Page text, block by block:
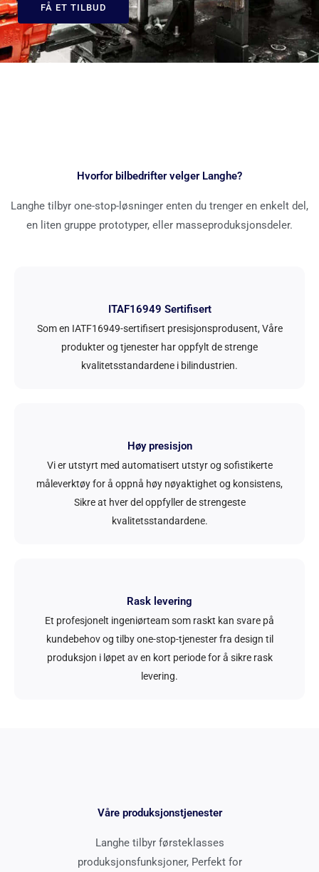
FÅ ET TILBUD
Hvorfor bilbedrifter velger Langhe?
Langhe tilbyr one-stop-løsninger enten du trenger en enkelt del,
en liten gruppe prototyper, eller masseproduksjonsdeler.
ITAF16949 Sertifisert
Som en IATF16949-sertifisert presisjonsprodusent, Våre
produkter og tjenester har oppfylt de strenge
kvalitetsstandardene i bilindustrien.
Høy presisjon
Vi er utstyrt med automatisert utstyr og sofistikerte
måleverktøy for å oppnå høy nøyaktighet og konsistens,
Sikre at hver del oppfyller de strengeste
kvalitetsstandardene.
Rask levering
Et profesjonelt ingeniørteam som raskt kan svare på
kundebehov og tilby one-stop-tjenester fra design til
produksjon i løpet av en kort periode for å sikre rask
levering.
Våre produksjonstjenester
Langhe tilbyr førsteklasses
produksjonsfunksjoner, Perfekt for